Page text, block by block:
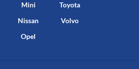
Mini
Nissan
Opel
Toyota
Volvo